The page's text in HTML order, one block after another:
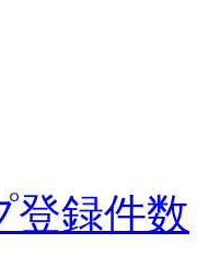
登録件数